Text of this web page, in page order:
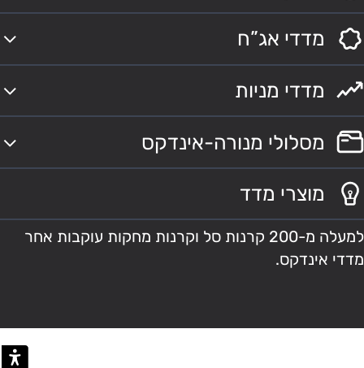
מדדי אג”ח
מדדי מניות
מסלולי מנורה-אינדקס
מוצרי מדד
למעלה מ-200 קרנות סל וקרנות מחקות עוקבות אחר
מדדי אינדקס.